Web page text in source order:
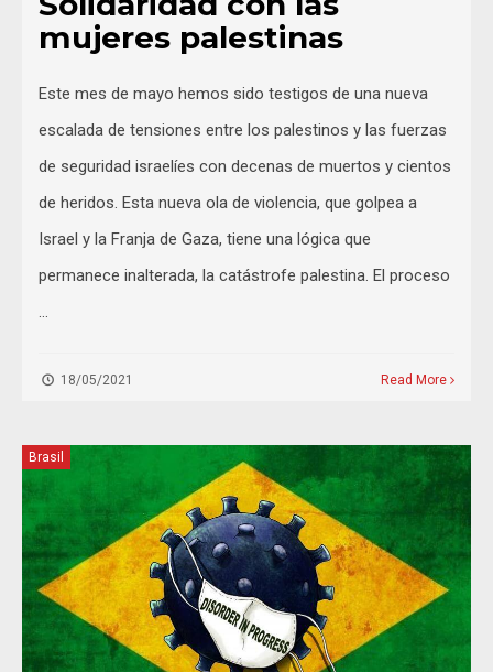
mujeres palestinas
Este mes de mayo hemos sido testigos de una nueva
escalada de tensiones entre los palestinos y las fuerzas
de seguridad israelíes con decenas de muertos y cientos
de heridos. Esta nueva ola de violencia, que golpea a
Israel y la Franja de Gaza, tiene una lógica que
permanece inalterada, la catástrofe palestina. El proceso
…
18/05/2021 Read More
Brasil